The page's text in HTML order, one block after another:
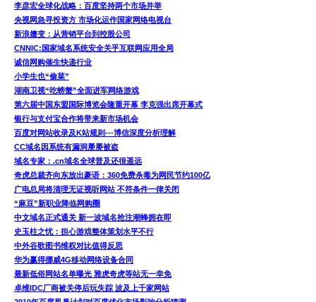
李彦宏全球化战略：百度坚持两个市场并举
央视网急寻投资方 市场化运作国家网络电视台
新浪嬗变：从营销平台到控股公司
CNNIC:国家域名系统安全关乎互联网应用全局
诚信网购催生快递行业
小学生也“偷菜”
湖南卫视“吃螃蟹”全面进军网络游戏
第六届中国东盟国际博览会隆重开幕 李克强出席开幕式
银行与支付宝合作将带来新市场机会
百度对网站收录及K站规则---博信深度分析理解
CC域名因系统有漏洞屡屡被盗
域名专家：.cn域名全球普及还很遥远
奇虎总裁齐向东放出豪语：360免费杀毒为网民节约100亿
广电总局将清理无证视听网站 不符条件一律关闭
“麻豆”新职业降临网购圈
中文域名正式通关 新一波域名抢注潮蜂拥在即
史玉柱之忧：担心游戏整体策划水平不行
中外谷歌图书维权对比值得反思
华为赢得挪威4G移动网络设备合同
最新低俗网站名单曝光 雅虎奇虎等站无一幸免
卓维IDC厂商被关停后玩失踪 波及上千家网站